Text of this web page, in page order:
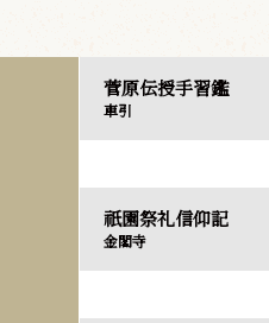
菅原伝授手習鑑
車引
祇園祭礼信仰記
金閣寺